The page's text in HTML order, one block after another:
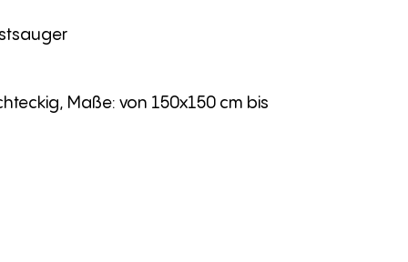
Maße: von 150x150 cm bis